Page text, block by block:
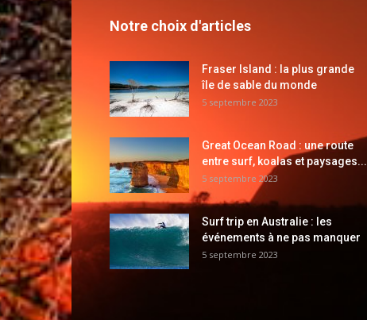
Notre choix d'articles
Fraser Island : la plus grande
île de sable du monde
5 septembre 2023
Great Ocean Road : une route
entre surf, koalas et paysages...
5 septembre 2023
Surf trip en Australie : les
événements à ne pas manquer
5 septembre 2023